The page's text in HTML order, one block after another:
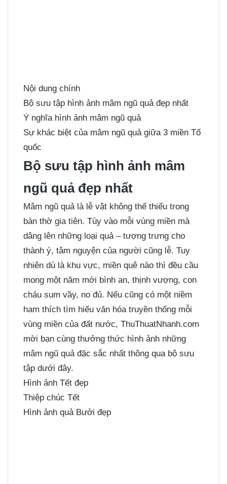
Nội dung chính
Bộ sưu tập hình ảnh mâm ngũ quả đẹp nhất
Ý nghĩa hình ảnh mâm ngũ quả
Sự khác biệt của mâm ngũ quả giữa 3 miền Tổ
quốc
Bộ sưu tập hình ảnh mâm
ngũ quả đẹp nhất
Mâm ngũ quả là lễ vật không thể thiếu trong
bàn thờ gia tiên. Tùy vào mỗi vùng miền mà
dâng lên những loại quả – tượng trưng cho
thành ý, tâm nguyện của người cũng lễ. Tuy
nhiên dù là khu vực, miền quê nào thì đều cầu
mong một năm mới bình an, thịnh vượng, con
cháu sum vầy, no đủ. Nếu cũng có một niềm
ham thích tìm hiểu văn hóa truyền thống mỗi
vùng miền của đất nước, ThuThuatNhanh.com
mời bạn cùng thưởng thức hình ảnh những
mâm ngũ quả đặc sắc nhất thông qua bộ sưu
tập dưới đây.
Hình ảnh Tết đẹp
Thiệp chúc Tết
Hình ảnh quả Bưởi đẹp